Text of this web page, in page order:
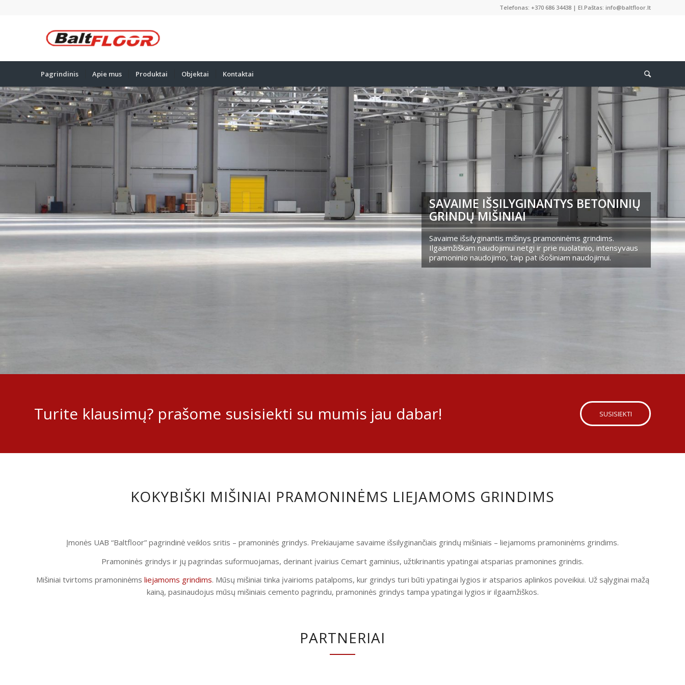
Telefonas: +370 686 34438 | El.Paštas: info@baltfloor.lt
Pagrindinis Apie mus Produktai Objektai Kontaktai
SAVAIME IŠSILYGINANTYS BETONINIŲ
GRINDŲ MIŠINIAI
Savaime išsilyginantis mišinys pramoninėms grindims.
Ilgaamžiškam naudojimui netgi ir prie nuolatinio, intensyvaus
pramoninio naudojimo, taip pat išošiniam naudojimui.
Turite klausimų? prašome susisiekti su mumis jau dabar! SUSISIEKTI
KOKYBIŠKI MIŠINIAI PRAMONINĖMS LIEJAMOMS GRINDIMS
Įmonės UAB “Baltfloor” pagrindinė veiklos sritis – pramoninės grindys. Prekiaujame savaime išsilyginančiais grindų mišiniais – liejamoms pramoninėms grindims.
Pramoninės grindys ir jų pagrindas suformuojamas, derinant įvairius Cemart gaminius, užtikrinantis ypatingai atsparias pramonines grindis.
Mišiniai tvirtoms pramoninėms liejamoms grindims. Mūsų mišiniai tinka įvairioms patalpoms, kur grindys turi būti ypatingai lygios ir atsparios aplinkos poveikiui. Už sąlyginai mažą
kainą, pasinaudojus mūsų mišiniais cemento pagrindu, pramoninės grindys tampa ypatingai lygios ir ilgaamžiškos.
PARTNERIAI